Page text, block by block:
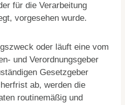
für die Verarbeitung
vorgesehen wurde.
oder läuft eine vom
und Verordnungsgeber
Gesetzgeber
ab, werden die
routinemäßig und